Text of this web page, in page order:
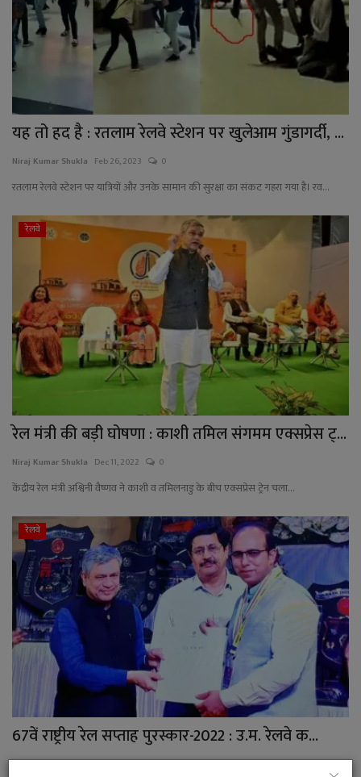
यह तो हद है : रतलाम रेलवे स्टेशन पर खुलेआम गुंडागर्दी, ...
Niraj Kumar Shukla Feb 26, 2023 0
रतलाम रेलवे स्टेशन पर यात्रियों और उनके सामान की सुरक्षा का संकट गहरा गया है। रव...
रेलवे
रेल मंत्री की बड़ी घोषणा : काशी तमिल संगमम एक्सप्रेस ट्...
Niraj Kumar Shukla Dec 11, 2022 0
केंद्रीय रेल मंत्री अश्विनी वैष्णव ने काशी व तमिलनाडु के बीच एक्सप्रेस ट्रेन चला...
रेलवे
67वें राष्ट्रीय रेल सप्ताह पुरस्कार-2022 : उ.म. रेलवे क...
Manish Kumar Shukla May 30, 2022 0